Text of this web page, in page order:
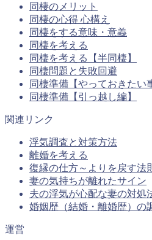
同棲のメリット
同棲の心得 心構え
同棲をする意味・意義
同棲を考える
同棲を考える【半同棲】
同棲問題と失敗回避
同棲準備【やっておきたい
同棲準備【引っ越し編】
関連リンク
浮気調査と対策方法
離婚を考える
復縁の仕方～よりを戻す法
妻の気持ちが離れたサイン
夫の浮気が心配な妻の対処
婚姻歴（結婚・離婚歴）の
運営